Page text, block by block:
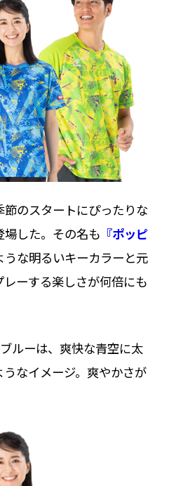
のスタートにぴったりな
した。その名も 『ポッピ
うな明るいキーカラーと元
ーする楽しさが何倍にも
ルーは、爽快な青空に太
なイメージ。爽やかさが